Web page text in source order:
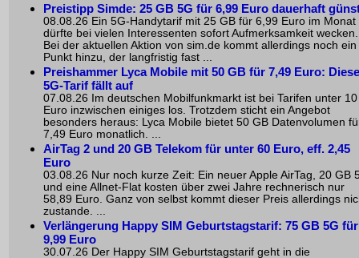
Preistipp Simde: 25 GB 5G für 6,99 Euro dauerhaft
08.08.26 Ein 5G-Handytarif mit 25 GB für 6,99 Euro im Monat
dürfte bei vielen Interessenten sofort Aufmerksamkeit wecken.
Bei der aktuellen Aktion von sim.de kommt allerdings noch ein
Punkt hinzu, der langfristig fast ...
Preishammer Lyca Mobile mit 50 GB für 7,49 Euro:
5G-Tarif fällt auf
07.08.26 Im deutschen Mobilfunkmarkt ist bei Tarifen unter 10
Euro inzwischen einiges los. Trotzdem sticht ein Angebot
besonders heraus: Lyca Mobile bietet 50 GB Datenvolumen
7,49 Euro monatlich. ...
AirTag 2 und 20 GB Telekom für unter 60 Euro, eff. 2,45
Euro
03.08.26 Nur noch kurze Zeit: Ein neuer Apple AirTag, 20 GB
und eine Allnet-Flat kosten über zwei Jahre rechnerisch nur
58,89 Euro. Ganz von selbst kommt dieser Preis allerdings
zustande. ...
Verlängerung Happy SIM Geburtstagstarif: 75 GB 5G für
9,99 Euro
30.07.26 Der Happy SIM Geburtstagstarif geht in die